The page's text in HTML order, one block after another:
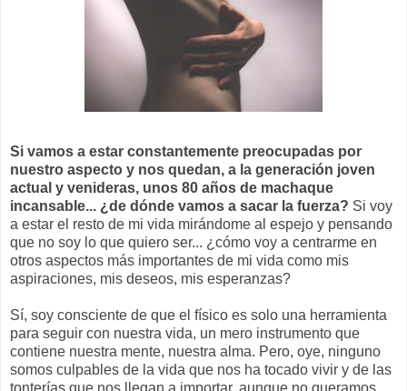
Si vamos a estar constantemente preocupadas por
nuestro aspecto y nos quedan, a la generación joven
actual y venideras, unos 80 años de machaque
incansable... ¿de dónde vamos a sacar la fuerza? Si voy
a estar el resto de mi vida mirándome al espejo y pensando
que no soy lo que quiero ser... ¿cómo voy a centrarme en
otros aspectos más importantes de mi vida como mis
aspiraciones, mis deseos, mis esperanzas?
Sí, soy consciente de que el físico es solo una herramienta
para seguir con nuestra vida, un mero instrumento que
contiene nuestra mente, nuestra alma. Pero, oye, ninguno
somos culpables de la vida que nos ha tocado vivir y de las
tonterías que nos llegan a importar, aunque no queramos.